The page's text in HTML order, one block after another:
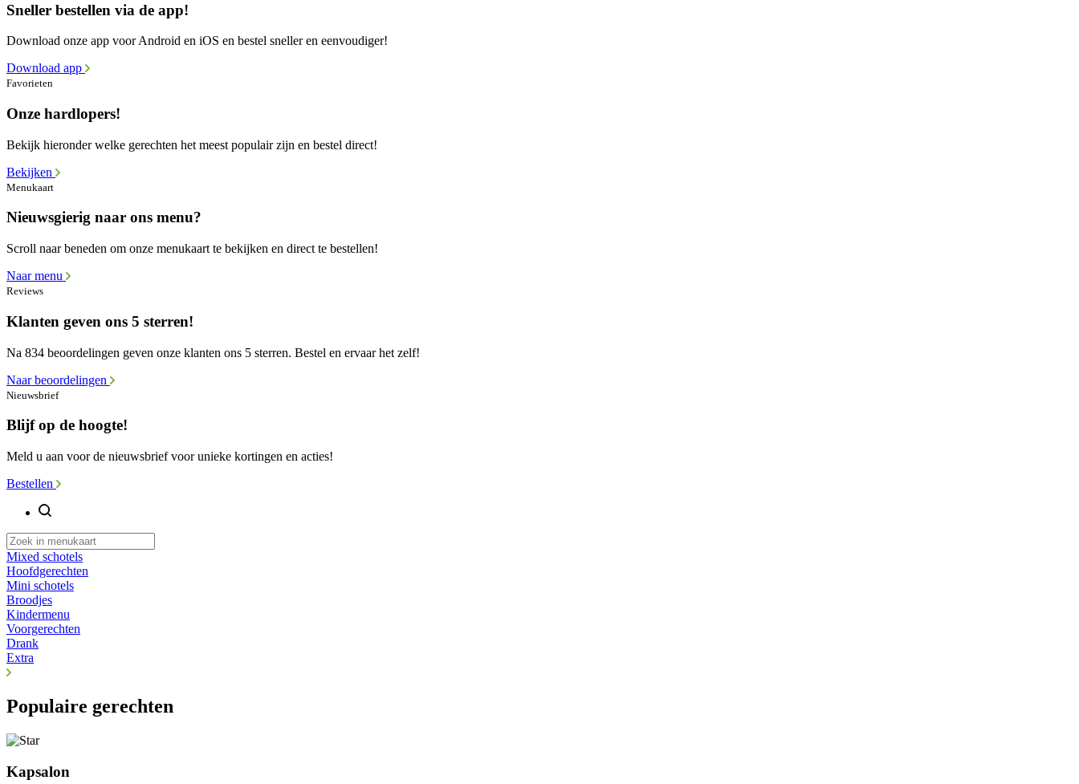
Sneller bestellen via de app!
Download onze app voor Android en iOS en bestel sneller en eenvoudiger!
Download app
Favorieten
Onze hardlopers!
Bekijk hieronder welke gerechten het meest populair zijn en bestel direct!
Bekijken
Menukaart
Nieuwsgierig naar ons menu?
Scroll naar beneden om onze menukaart te bekijken en direct te bestellen!
Naar menu
Reviews
Klanten geven ons 5 sterren!
Na 834 beoordelingen geven onze klanten ons 5 sterren. Bestel en ervaar het zelf!
Naar beoordelingen
Nieuwsbrief
Blijf op de hoogte!
Meld u aan voor de nieuwsbrief voor unieke kortingen en acties!
Bestellen
Mixed schotels
Hoofdgerechten
Mini schotels
Broodjes
Kindermenu
Voorgerechten
Drank
Extra
Populaire gerechten
Kapsalon